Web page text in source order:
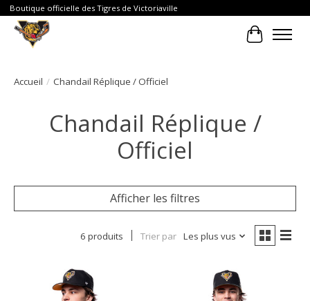
Boutique officielle des Tigres de Victoriaville
Panier
Accueil / Chandail Réplique / Officiel
Chandail Réplique /
Officiel
Afficher les filtres
6 produits Trier par Les plus vus